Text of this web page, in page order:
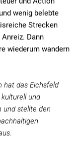
wenig belebte
Strecken
Dann
wiederum wandern
hat das Eichsfeld
und
und stellte den